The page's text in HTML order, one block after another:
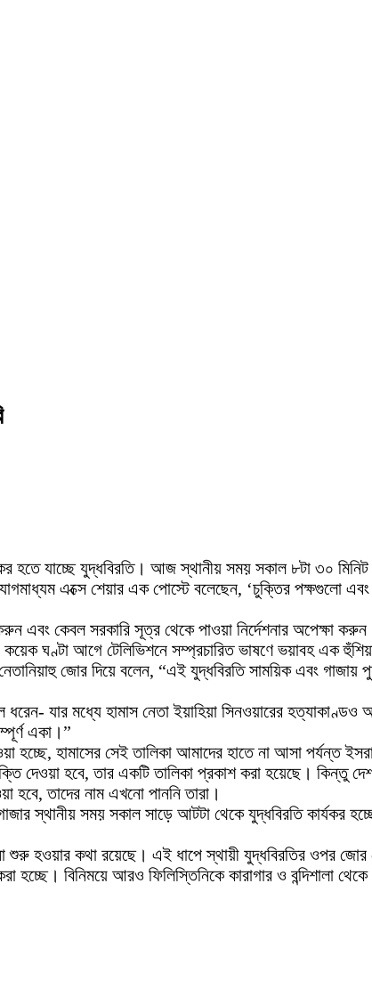
হতে যাচ্ছে যুদ্ধবিরতি। আজ স্থানীয় সময় সকাল ৮টা ৩০
এক্সে শেয়ার এক পোস্টে বলেছেন, ‘চুক্তির পক্ষগুলো
এবং কেবল সরকারি সূত্র থেকে পাওয়া নির্দেশনার অপেক্ষা
ঘণ্টা আগে টেলিভিশনে সম্প্রচারিত ভাষণে ভয়াবহ এক
জোর দিয়ে বলেন, “এই যুদ্ধবিরতি সাময়িক এবং গাজায়
যার মধ্যে হামাস নেতা ইয়াহিয়া সিনওয়ারের হত্যাকাণ্ডও
একা।”
হচ্ছে, হামাসের সেই তালিকা আমাদের হাতে না আসা পর্যন্ত
দেওয়া হবে, তার একটি তালিকা প্রকাশ করা হয়েছে। কিন্তু
হবে, তাদের নাম এখনো পাননি তারা।
স্থানীয় সময় সকাল সাড়ে আটটা থেকে যুদ্ধবিরতি কার্যকর
শুরু হওয়ার কথা রয়েছে। এই ধাপে স্থায়ী যুদ্ধবিরতির ওপর
বিনিময়ে আরও ফিলিস্তিনিকে কারাগার ও বন্দিশালা